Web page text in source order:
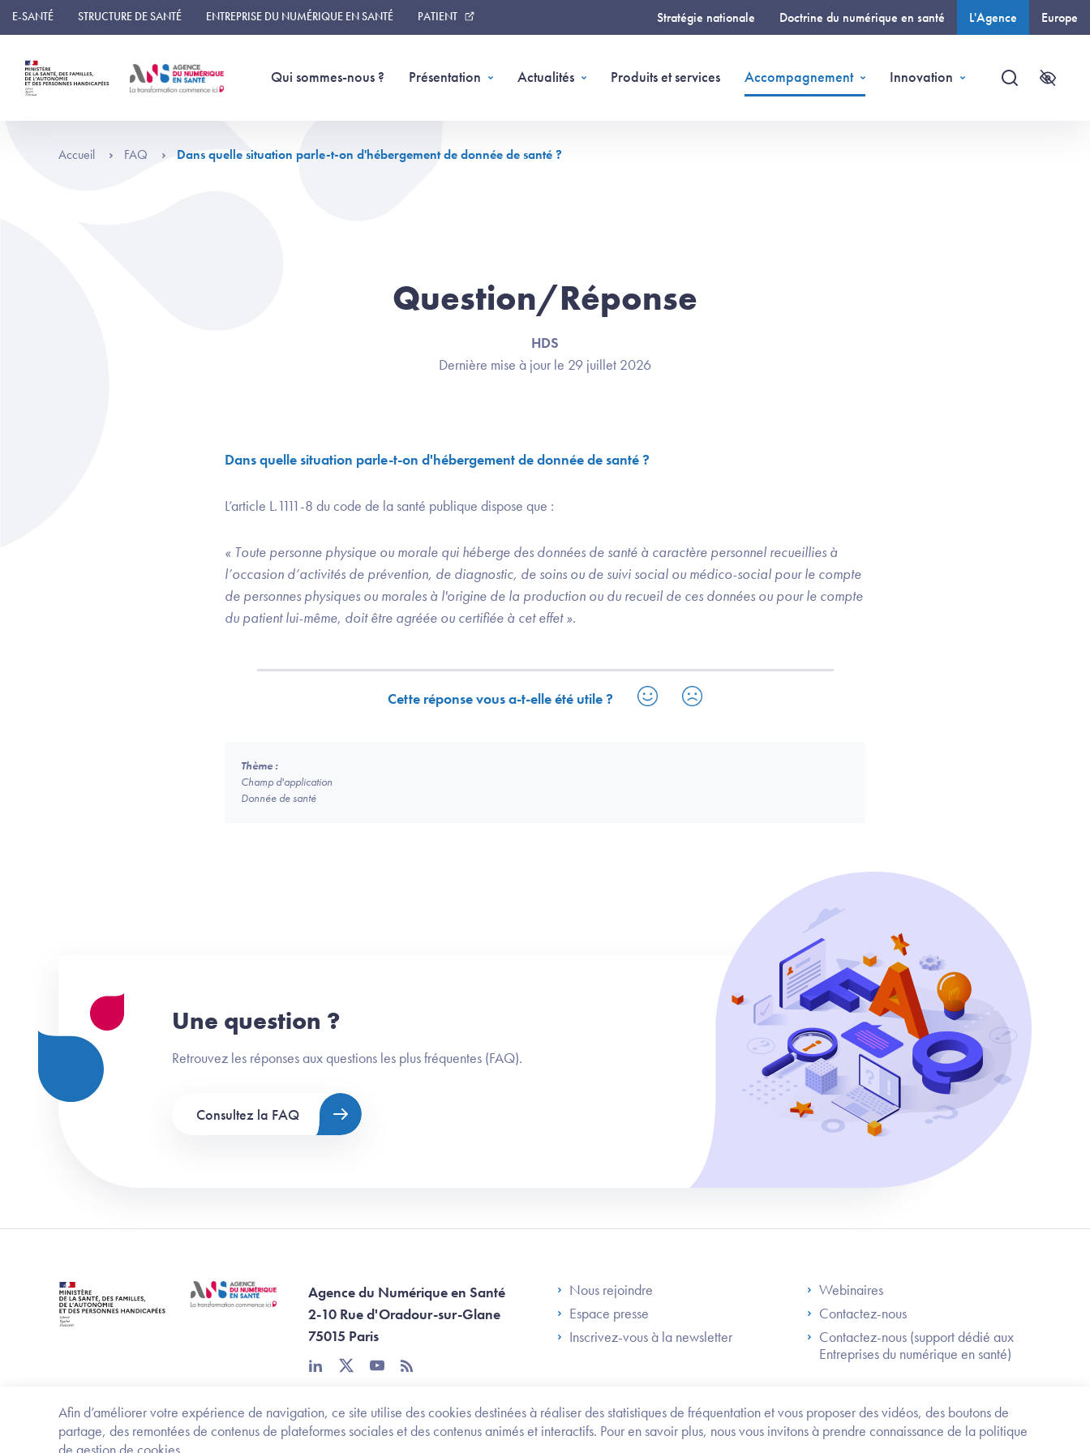
Panneau de gestion des cookies
Afin d’améliorer votre expérience de navigation, ce site utilise des cookies destinées à réaliser des statistiques de fréquentation et vous proposer des vidéos, des boutons de
partage, des remontées de contenus de plateformes sociales et des contenus animés et interactifs. Pour en savoir plus, nous vous invitons à prendre connaissance de la politique
E-SANTÉ STRUCTURE DE SANTÉ ENTREPRISE DU NUMÉRIQUE EN SANTÉ PATIENT Stratégie nationale Doctrine du numérique en santé L'Agence Europe
Qui sommes-nous ? Présentation Actualités Produits et services Accompagnement Innovation
Recherche
Trouvez
Accueil FAQ Dans quelle situation parle-t-on d'hébergement de donnée de santé ?
Question/Réponse
HDS
Dernière mise à jour le 29 juillet 2026
Dans quelle situation parle-t-on d'hébergement de donnée de santé ?
L’article L.1111-8 du code de la santé publique dispose que :
« Toute personne physique ou morale qui héberge des données de santé à caractère personnel recueillies à
l’occasion d’activités de prévention, de diagnostic, de soins ou de suivi social ou médico-social pour le compte
de personnes physiques ou morales à l'origine de la production ou du recueil de ces données ou pour le compte
du patient lui-même, doit être agréée ou certifiée à cet effet ».
Cette réponse vous a-t-elle été utile ?
Thème :
Champ d'application
Donnée de santé
Une question ?
Retrouvez les réponses aux questions les plus fréquentes (FAQ).
Consultez la FAQ
Agence du Numérique en Santé
2-10 Rue d'Oradour-sur-Glane
75015 Paris
linkedintwitteryoutube
rss
Footer Left ANS
Nous rejoindre
Espace presse
Inscrivez-vous à la newsletter
Footer Right ANS
Webinaires
Contactez-nous
Contactez-nous (support dédié aux
Entreprises du numérique en santé)